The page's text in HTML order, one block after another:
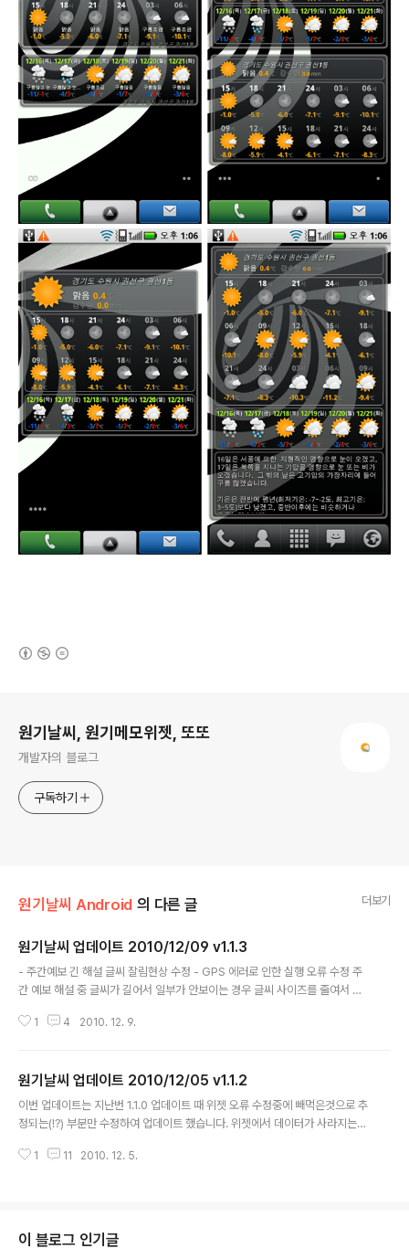
원기날씨, 원기메모위젯, 또또
개발자의 블로그
구독하기
원기날씨 Android 의 다른 글 더보기
원기날씨 업데이트 2010/12/09 v1.1.3
- 주간예보 긴 해설 글씨 잘림현상 수정 - GPS 에러로 인한 실행 오류 수정 주
간 예보 해설 중 글씨가 길어서 일부가 안보이는 경우 글씨 사이즈를 줄여서 잘
음에도 GPS오류 때문에 어플 실행이 안되거나 지역 설정에 문제가 있으신 분
업데이트 후 동일한 증상이 나타나시는 분이 계시다면 말씀 부탁드립니다. (__)
1 4 2010. 12. 9.
원기날씨 업데이트 2010/12/05 v1.1.2
이번 업데이트는 지난번 1.1.0 업데이트 때 위젯 오류 수정중에 빼먹은것으로 추
정되는(!?) 부분만 수정하여 업데이트 했습니다. 위젯에서 데이터가 사라지는
거치지 못하고 바로 업뎃하였기 때문에 이 후에도 같은 증상이 반복되시는 분이
1 11 2010. 12. 5.
이 블로그 인기글